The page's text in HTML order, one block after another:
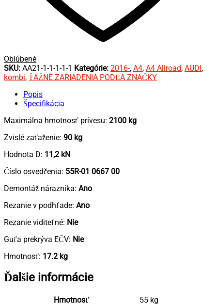
Oblúbené
SKU: AA21-1-1-1-1-1 Kategórie: 2016-, A4, A4 Allroad, AUDI,
kombi, ŤAŽNÉ ZARIADENIA PODĽA ZNAČKY
Popis
Špecifikácia
Maximálna hmotnosť prívesu: 2100 kg
Zvislé zaťaženie: 90 kg
Hodnota D: 11,2 kN
Číslo osvedčenia: 55R-01 0667 00
Demontáž nárazníka: Ano
Rezanie v podhľade: Ano
Rezanie viditeľné: Nie
Guľa prekrýva EČV: Nie
Hmotnosť: 17.2 kg
Ďalšie informácie
Hmotnosť 55 kg